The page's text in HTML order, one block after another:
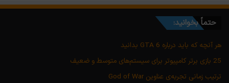
حتماً بخوانید:
هر آنچه که باید درباره GTA 6 بدانید
25 بازی برتر کامپیوتر برای سیستم‌های متوسط و ضعیف
ترتیب زمانی تجربه‌ی عناوین God of War